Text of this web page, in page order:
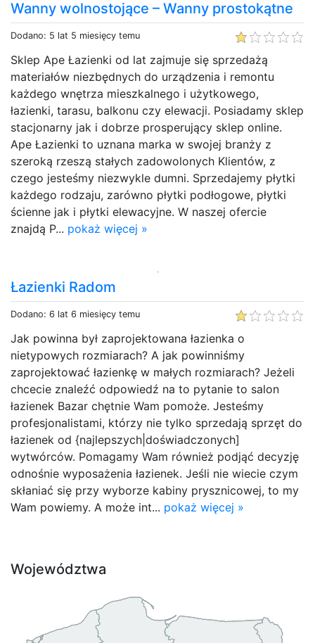
Wanny wolnostojące – Wanny prostokątne
Dodano: 5 lat 5 miesięcy temu
Sklep Ape Łazienki od lat zajmuje się sprzedażą
materiałów niezbędnych do urządzenia i remontu
każdego wnętrza mieszkalnego i użytkowego,
łazienki, tarasu, balkonu czy elewacji. Posiadamy sklep
stacjonarny jak i dobrze prosperujący sklep online.
Ape Łazienki to uznana marka w swojej branży z
szeroką rzeszą stałych zadowolonych Klientów, z
czego jesteśmy niezwykle dumni. Sprzedajemy płytki
każdego rodzaju, zarówno płytki podłogowe, płytki
ścienne jak i płytki elewacyjne. W naszej ofercie
znajdą P... pokaż więcej »
Łazienki Radom
Dodano: 6 lat 6 miesięcy temu
Jak powinna był zaprojektowana łazienka o
nietypowych rozmiarach? A jak powinniśmy
zaprojektować łazienkę w małych rozmiarach? Jeżeli
chcecie znaleźć odpowiedź na to pytanie to salon
łazienek Bazar chętnie Wam pomoże. Jesteśmy
profesjonalistami, którzy nie tylko sprzedają sprzęt do
łazienek od {najlepszych|doświadczonych]
wytwórców. Pomagamy Wam również podjąć decyzję
odnośnie wyposażenia łazienek. Jeśli nie wiecie czym
skłaniać się przy wyborze kabiny prysznicowej, to my
Wam powiemy. A może int... pokaż więcej »
Województwa